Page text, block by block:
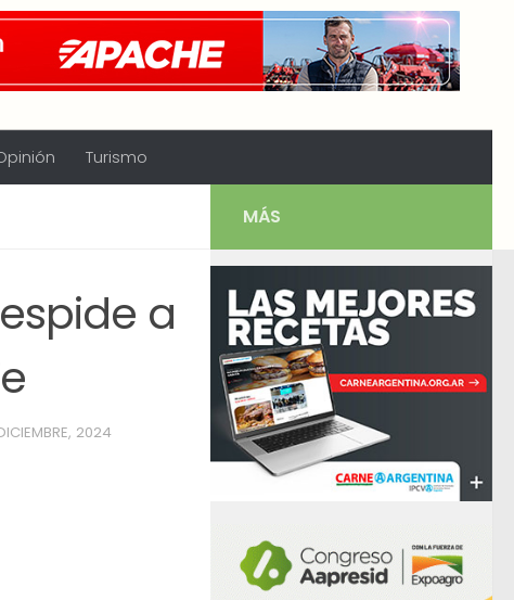
Turismo
a
2024
MÁS